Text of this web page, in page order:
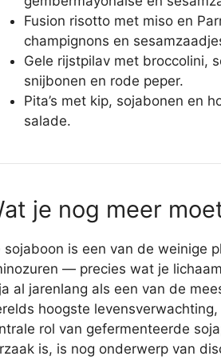
Fusion risotto met miso en
champignons en
Gele rijstpilav met broccolini,
snijbonen en rode peper.
Pita’s met kip, sojabonen en
salade.
je nog meer
sojaboon is een van de weinige
— precies wat je
al jarenlang als een van de
hoogste
rol van gefermenteerde
is, is nog onderwerp van